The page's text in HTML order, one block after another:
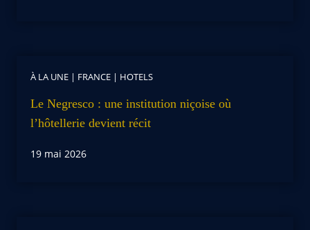
À LA UNE | FRANCE | HOTELS
Le Negresco : une institution niçoise où
l’hôtellerie devient récit
19 mai 2026